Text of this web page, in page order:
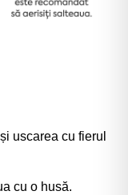
uscarea cu fierul
cu o husă.